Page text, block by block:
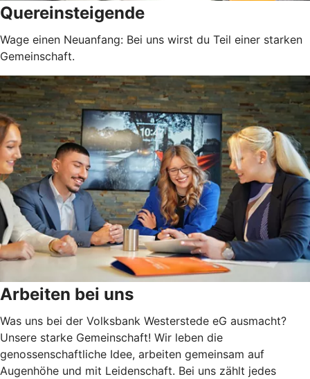
Quereinsteigende
Wage einen Neuanfang: Bei uns wirst du Teil einer starken
Gemeinschaft.
Arbeiten bei uns
Was uns bei der Volksbank Westerstede eG ausmacht?
Unsere starke Gemeinschaft! Wir leben die
genossenschaftliche Idee, arbeiten gemeinsam auf
Augenhöhe und mit Leidenschaft. Bei uns zählt jedes